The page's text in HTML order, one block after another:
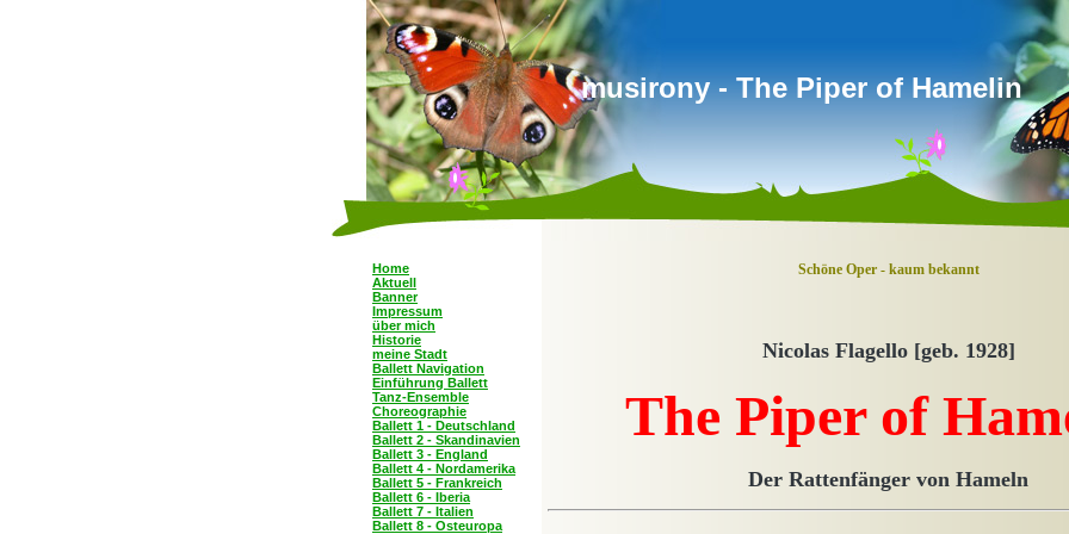
musirony - The Piper of Hamelin
Home
Aktuell
Banner
Impressum
über mich
Historie
meine Stadt
Ballett Navigation
Einführung Ballett
Tanz-Ensemble
Choreographie
Ballett 1 - Deutschland
Ballett 2 - Skandinavien
Ballett 3 - England
Ballett 4 - Nordamerika
Ballett 5 - Frankreich
Ballett 6 - Iberia
Ballett 7 - Italien
Ballett 8 - Osteuropa
Schöne Oper - kaum bekannt
Nicolas Flagello [geb. 1928]
The Piper of
Der Rattenfänger von Hameln